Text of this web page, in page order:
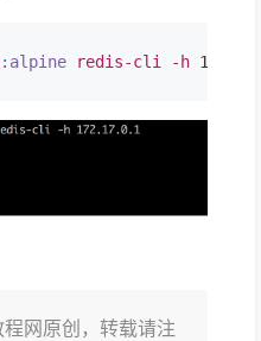
:alpine redis-cli -h 172
网原创，转载请注